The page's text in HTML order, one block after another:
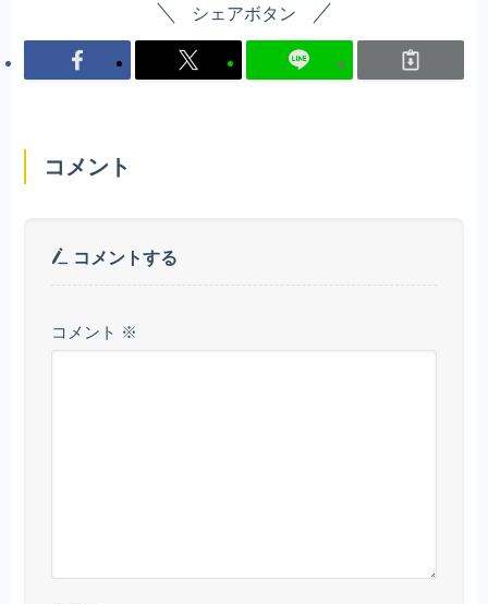
シェアボタン
コメント
コメントする
コメント ※